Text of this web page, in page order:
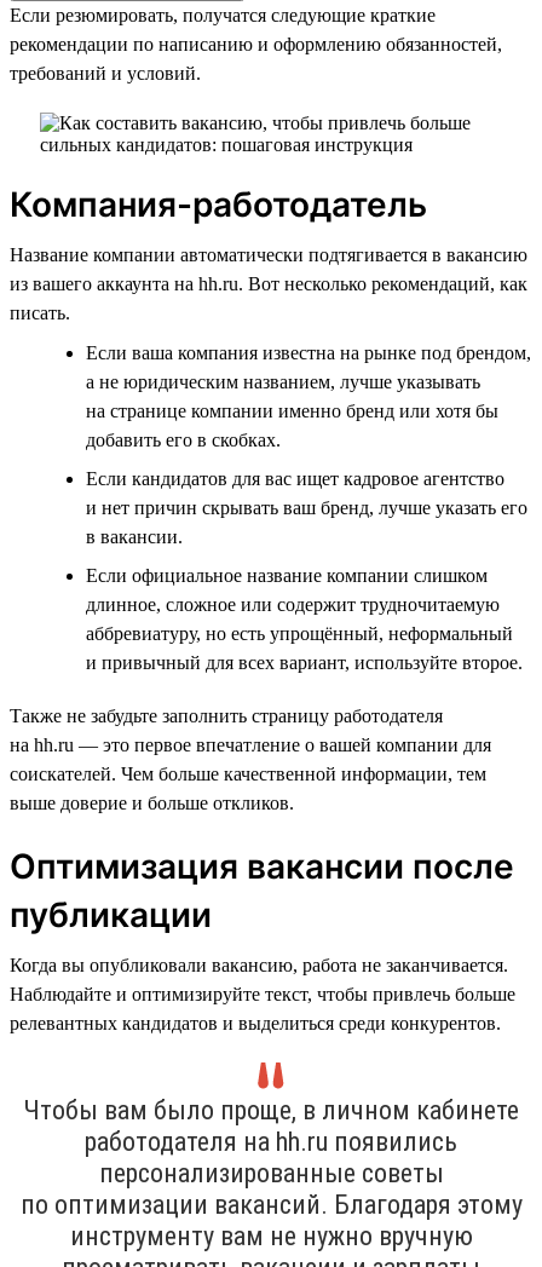
Если резюмировать, получатся следующие краткие
рекомендации по написанию и оформлению обязанностей,
требований и условий.
Компания-работодатель
Название компании автоматически подтягивается в вакансию
из вашего аккаунта на hh.ru. Вот несколько рекомендаций, как
писать.
Если ваша компания известна на рынке под брендом,
а не юридическим названием, лучше указывать
на странице компании именно бренд или хотя бы
добавить его в скобках.
Если кандидатов для вас ищет кадровое агентство
и нет причин скрывать ваш бренд, лучше указать его
в вакансии.
Если официальное название компании слишком
длинное, сложное или содержит трудночитаемую
аббревиатуру, но есть упрощённый, неформальный
и привычный для всех вариант, используйте второе.
Также не забудьте заполнить страницу работодателя
на hh.ru — это первое впечатление о вашей компании для
соискателей. Чем больше качественной информации, тем
выше доверие и больше откликов.
Оптимизация вакансии после
публикации
Когда вы опубликовали вакансию, работа не заканчивается.
Наблюдайте и оптимизируйте текст, чтобы привлечь больше
релевантных кандидатов и выделиться среди конкурентов.
Чтобы вам было проще, в личном кабинете
работодателя на hh.ru появились
персонализированные советы
по оптимизации вакансий. Благодаря этому
инструменту вам не нужно вручную